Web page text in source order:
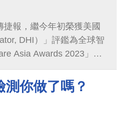
報，繼今年初榮獲美國
DHI）」評鑑為全球智
Asia Awards 2023」的
the Year」獎，為台灣唯
知名度與卓越形象，更
義。
你做了嗎？